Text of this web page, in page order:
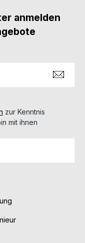
anmelden
zur Kenntnis
mit ihnen